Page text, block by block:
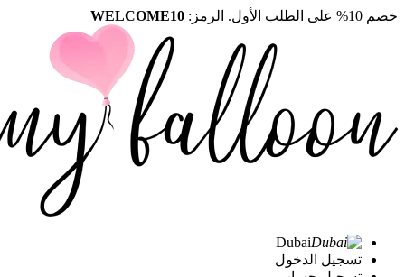
خصم 10% على الطلب الأول. الرمز: WELCOME10
Dubai
تسجيل الدخول